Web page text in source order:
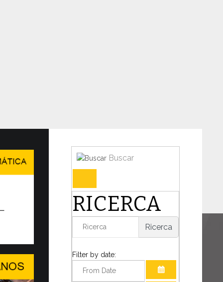
en Ginebra el WSIS Forum
DEL DIÁLOGO EN UN MUNDO
TRANSFORMACIÓN
decisivo para la humanidad, el Papa León
Buscar
RICERCA
Ricerca
Filter by date: